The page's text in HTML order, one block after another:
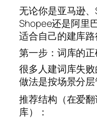
无论你是亚马逊、
Shopee还是阿里
适合自己的建库路
第一步：词库的
很多人建词库失
做法是按场景分层
推荐结构（在爱
库）：